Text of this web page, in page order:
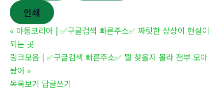
인쇄
« 야동코리아 | ✅구글검색 빠른주소✅ 짜릿한 상상이 현실이
되는 곳
링크모음 | ✅구글검색 빠른주소✅ 뭘 찾을지 몰라 전부 모아
놨어 »
목록보기 답글쓰기